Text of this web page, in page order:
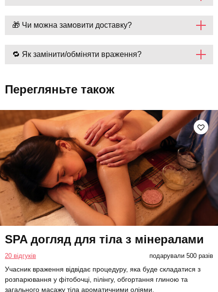
🎁 Чи можна замовити доставку?
🔁 Як замінити/обміняти враження?
Перегляньте також
SPA догляд для тіла з мінералами
20 відгуків подарували 500 разів
Учасник враження відвідає процедуру, яка буде складатися з
розпарювання у фітобочці, пілінгу, обгортання глиною та
загального масажу тіла ароматичними оліями.